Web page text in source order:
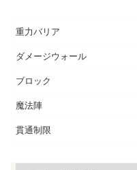
重力バリア
ダメージウォール
ブロック
魔法陣
貫通制限